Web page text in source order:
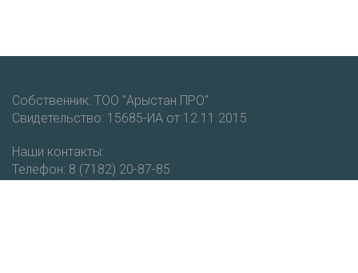
Собственник: ТОО "Арыстан ПРО"
Свидетельство: 15685-ИА от 12.11.2015
Наши контакты:
Телефон: 8 (7182) 20-87-85